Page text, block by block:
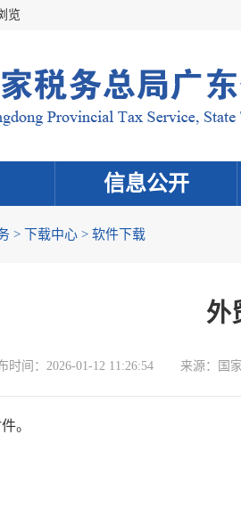
览
信息公开
> 下载中心 > 软件下载
外
时间： 2026-01-12 11:26:54 来源： 国
。